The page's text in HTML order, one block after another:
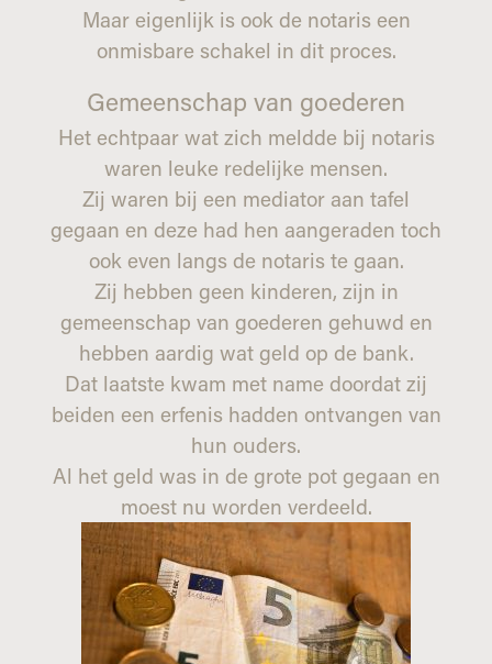
Maar eigenlijk is ook de notaris een
onmisbare schakel in dit proces.
Gemeenschap van goederen
Het echtpaar wat zich meldde bij notaris
waren leuke redelijke mensen.
Zij waren bij een mediator aan tafel
gegaan en deze had hen aangeraden toch
ook even langs de notaris te gaan.
Zij hebben geen kinderen, zijn in
gemeenschap van goederen gehuwd en
hebben aardig wat geld op de bank.
Dat laatste kwam met name doordat zij
beiden een erfenis hadden ontvangen van
hun ouders.
Al het geld was in de grote pot gegaan en
moest nu worden verdeeld.